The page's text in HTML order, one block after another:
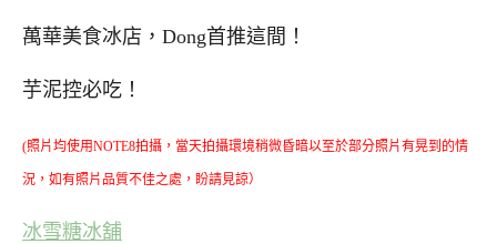
萬華美食冰店，Dong首推這間！
芋泥控必吃！
(照片均使用NOTE8拍攝，當天拍攝環境稍微昏暗以至於部分照片有晃到的情
況，如有照片品質不佳之處，盼請見諒）
冰雪糖冰舖